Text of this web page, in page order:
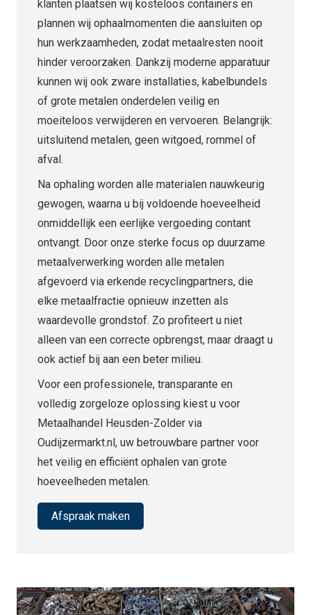
klanten plaatsen wij kosteloos containers en
plannen wij ophaalmomenten die aansluiten op
hun werkzaamheden, zodat metaalresten nooit
hinder veroorzaken. Dankzij moderne apparatuur
kunnen wij ook zware installaties, kabelbundels
of grote metalen onderdelen veilig en
moeiteloos verwijderen en vervoeren. Belangrijk:
uitsluitend metalen, geen witgoed, rommel of
afval.
Na ophaling worden alle materialen nauwkeurig
gewogen, waarna u bij voldoende hoeveelheid
onmiddellijk een eerlijke vergoeding contant
ontvangt. Door onze sterke focus op duurzame
metaalverwerking worden alle metalen
afgevoerd via erkende recyclingpartners, die
elke metaalfractie opnieuw inzetten als
waardevolle grondstof. Zo profiteert u niet
alleen van een correcte opbrengst, maar draagt u
ook actief bij aan een beter milieu.
Voor een professionele, transparante en
volledig zorgeloze oplossing kiest u voor
Metaalhandel Heusden-Zolder via
Oudijzermarkt.nl, uw betrouwbare partner voor
het veilig en efficiënt ophalen van grote
hoeveelheden metalen.
Afspraak maken